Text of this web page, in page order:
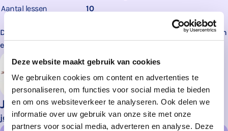
Deze website maakt gebruik van cookies
We gebruiken cookies om content en advertenties te
personaliseren, om functies voor social media te bieden
en om ons websiteverkeer te analyseren. Ook delen we
informatie over uw gebruik van onze site met onze
partners voor social media, adverteren en analyse. Deze
Aantal lessen
10
Deze cursus is van
. Contact, proefles aanvragen
en inschrijven verloopt via de docent.
José Trinidad
josetrinidadwillems@gmail.com